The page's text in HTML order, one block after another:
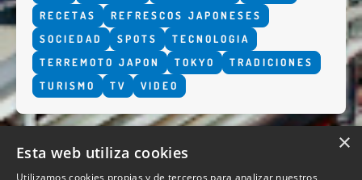
RECETAS
REFRESCOS JAPONESES
SOCIEDAD
SPOTS
TECNOLOGIA
TERREMOTO JAPON
TOKYO
TRADICIONES
TURISMO
TV VIDEO
×
Esta web utiliza cookies
Utilizamos cookies propias y de terceros para analizar nuestros